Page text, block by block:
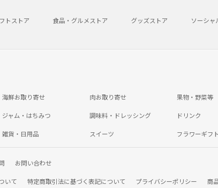
トストア 食品・グルメストア グッズストア ソーシャ
海鮮お取り寄せ 肉お取り寄せ 果物・野菜等
ジャム・はちみつ 調味料・ドレッシング ドリンク
雑貨・日用品 スイーツ フラワーギフト
お問い合わせ
いて 特定商取引法に基づく表記について プライバシーポリシー 商